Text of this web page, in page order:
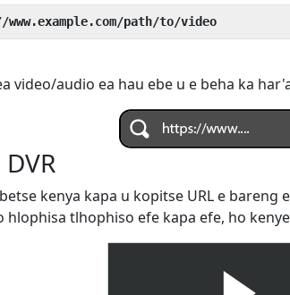
path/to/video
video/audio ea hau ebe u e beha ka
kenya kapa u kopitse URL e bareng
hlophisa tlhophiso efe kapa efe, ho